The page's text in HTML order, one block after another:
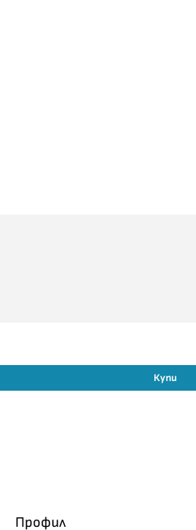
Купи
Профил